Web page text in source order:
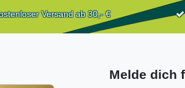
Versand ab 30,- €
Melde dich